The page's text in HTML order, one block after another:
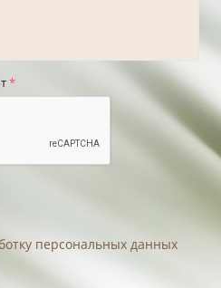
*
персональных данных